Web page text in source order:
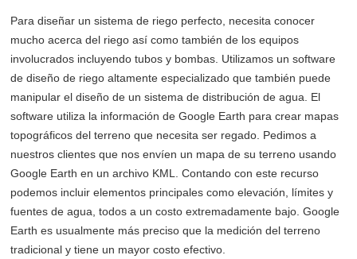
Para diseñar un sistema de riego perfecto, necesita conocer
mucho acerca del riego así como también de los equipos
involucrados incluyendo tubos y bombas. Utilizamos un software
de diseño de riego altamente especializado que también puede
manipular el diseño de un sistema de distribución de agua. El
software utiliza la información de Google Earth para crear mapas
topográficos del terreno que necesita ser regado. Pedimos a
nuestros clientes que nos envíen un mapa de su terreno usando
Google Earth en un archivo KML. Contando con este recurso
podemos incluir elementos principales como elevación, límites y
fuentes de agua, todos a un costo extremadamente bajo. Google
Earth es usualmente más preciso que la medición del terreno
tradicional y tiene un mayor costo efectivo.